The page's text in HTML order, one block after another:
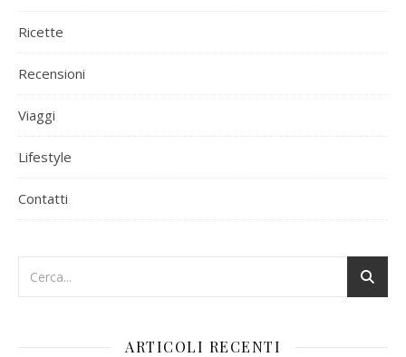
Ricette
Recensioni
Viaggi
Lifestyle
Contatti
ARTICOLI RECENTI